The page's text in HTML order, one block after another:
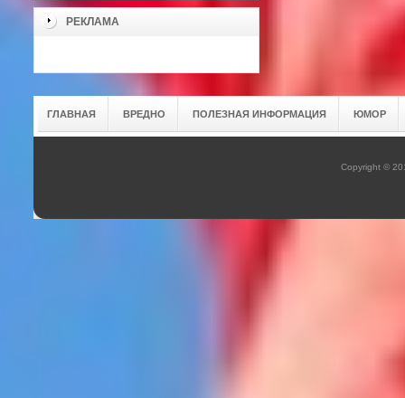
РЕКЛАМА
ГЛАВНАЯ ВРЕДНО ПОЛЕЗНАЯ ИНФОРМАЦИЯ ЮМОР
Copyright ©